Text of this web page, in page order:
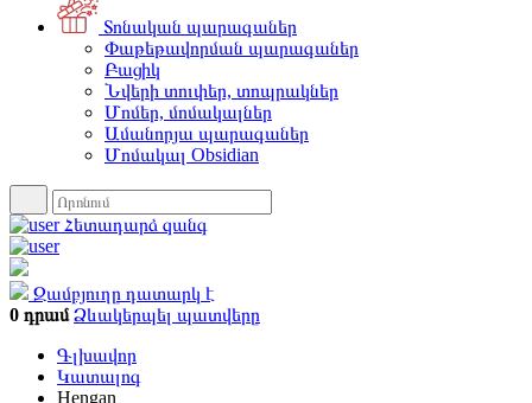
Տոնական պարագաներ
Փաթեթավորման պարագաներ
Բացիկ
Նվերի տուփեր, տոպրակներ
Մոմեր, մոմակալներ
Ամանորյա պարագաներ
Մոմակալ Obsidian
Հետադարձ զանգ
Զամբյուղը դատարկ է
0 դրամ Ձևակերպել պատվերը
Գլխավոր
Կատալոգ
Hengan